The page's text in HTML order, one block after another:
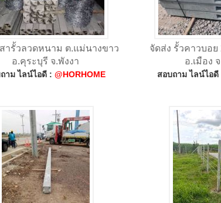
สารั้วลวดหนาม ต.แม่นางขาว
อ.คุระบุรี จ.พังงา
าม ไลน์ไอดี :@HORHOME
จัดส่ง รั้วคาวบอย
อ.เมือง
สอบถาม ไลน์ไอดี